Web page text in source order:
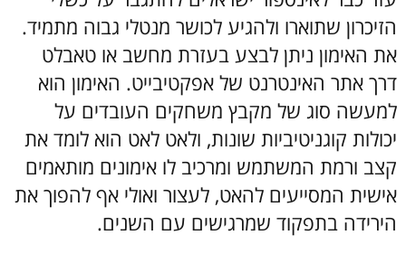
הזיכרון שתוארו ולהגיע לכושר מנטלי גבוה מתמיד.
את האימון ניתן לבצע בעזרת מחשב או טאבלט
דרך אתר האינטרנט של אפקטיבייט. האימון הוא
למעשה סוג של מקבץ משחקים העובדים על
יכולות קוגניטיביות שונות, ולאט לאט הוא לומד את
קצב ורמת המשתמש ומרכיב לו אימונים מותאמים
אישית המסייעים להאט, לעצור ואולי אף להפוך את
הירידה בתפקוד שמרגישים עם השנים.